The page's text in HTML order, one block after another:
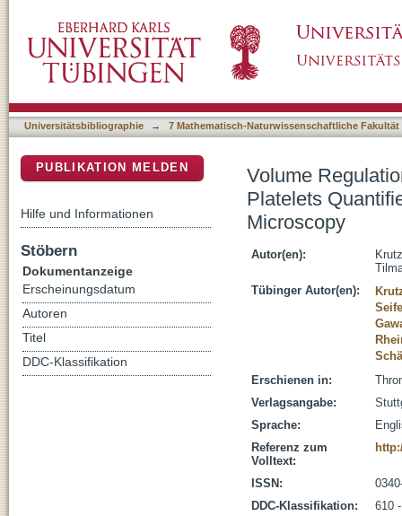
Speed Scanning Ion Conductance
Universitätsbibliographie → 7 Mathematisch-Naturwissenschaftliche Fakultät
Volume
Platelets
Microscopy
Autor(en):
Tübinger Autor(en):
Erschienen in:
Verlagsangabe:
Sprache:
Referenz zum
Volltext:
ISSN:
DDC-Klassifikation:
610
PUBLIKATION MELDEN
Hilfe und Informationen
Stöbern
Dokumentanzeige
Erscheinungsdatum
Autoren
Titel
DDC-Klassifikation